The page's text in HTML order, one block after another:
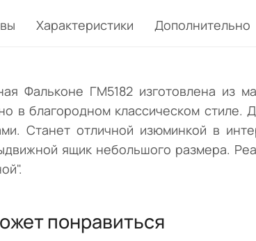
Характеристики Дополнительно
Фальконе ГМ5182 изготовлена из
в благородном классическом
Станет отличной изюминкой в
ящик небольшого размера.
понравиться